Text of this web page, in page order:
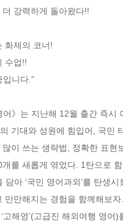
강력하게 돌아왔다!!
화제의 코너!
수업!!
입니다.”
어》는 지난해 12월 출간 즉
기대와 성원에 힘입어, 국민
이 쓰는 생략법, 정확한 표
를 새롭게 엮었다. 1탄으로
담아 ‘국민 영어과외’를 탄생
만만해지는 경험을 함께해보자.
해영’(고급진 해외여행 영